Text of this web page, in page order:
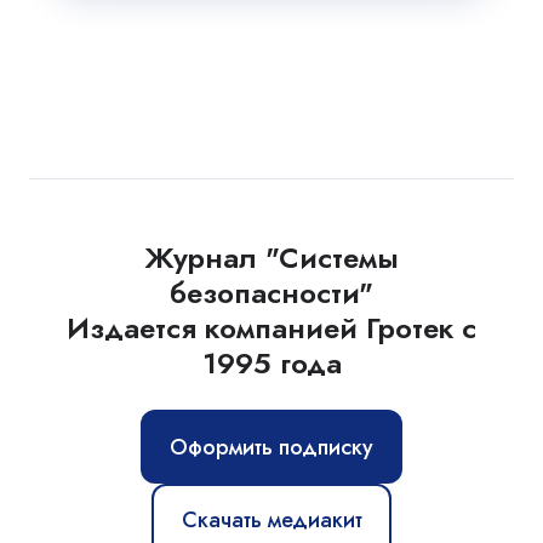
Журнал "Системы
безопасности"
Издается компанией Гротек с
1995 года
Оформить подписку
Скачать медиакит